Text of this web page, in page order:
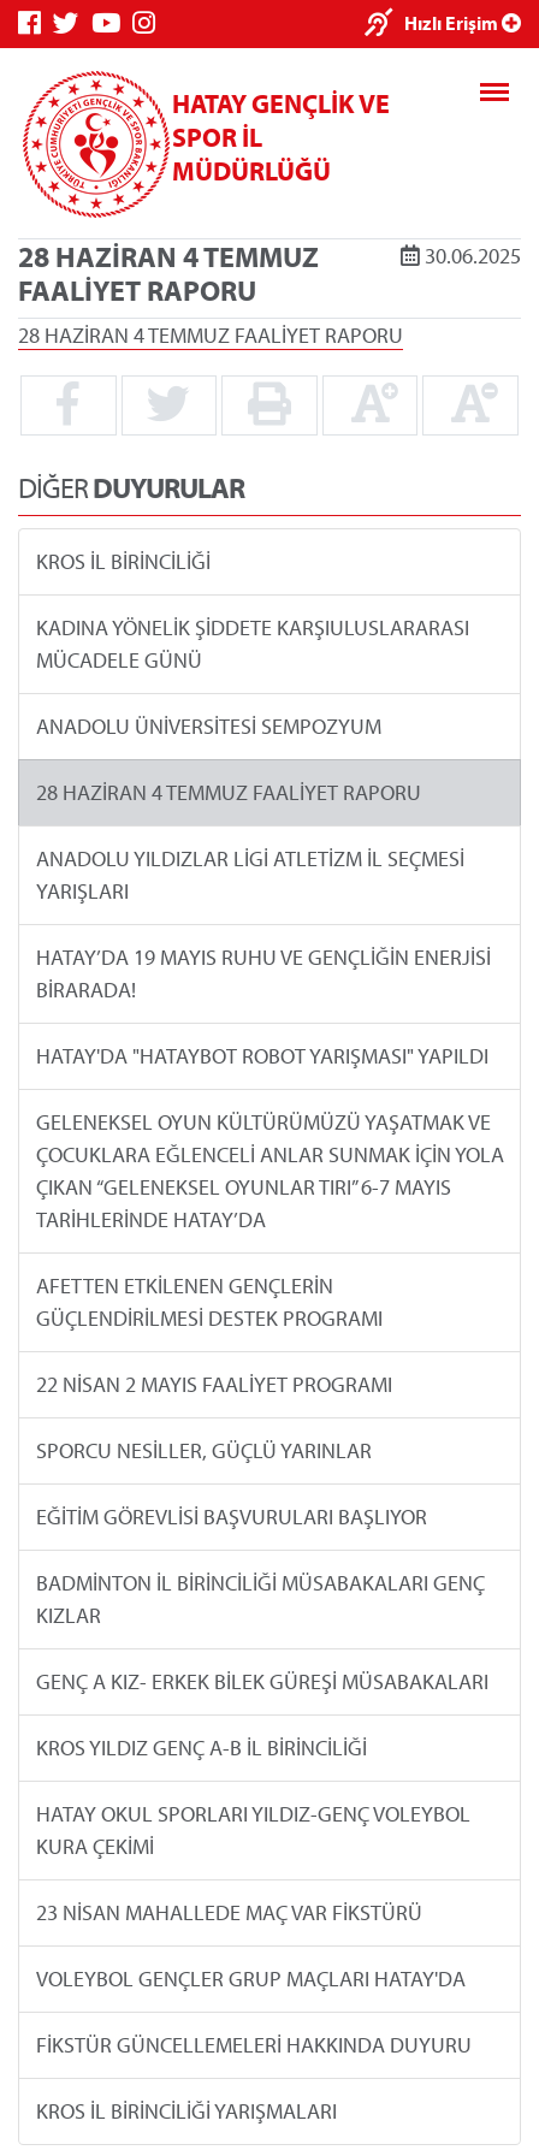
Hızlı Erişim
HATAY GENÇLİK VE
SPOR İL
MÜDÜRLÜĞÜ
28 HAZİRAN 4 TEMMUZ
FAALİYET RAPORU
30.06.2025
28 HAZİRAN 4 TEMMUZ FAALİYET RAPORU
DİĞERDUYURULAR
KROS İL BİRİNCİLİĞİ
KADINA YÖNELİK ŞİDDETE KARŞIULUSLARARASI
MÜCADELE GÜNÜ
ANADOLU ÜNİVERSİTESİ SEMPOZYUM
28 HAZİRAN 4 TEMMUZ FAALİYET RAPORU
ANADOLU YILDIZLAR LİGİ ATLETİZM İL SEÇMESİ
YARIŞLARI
HATAY’DA 19 MAYIS RUHU VE GENÇLİĞİN ENERJİSİ
BİRARADA!
HATAY'DA "HATAYBOT ROBOT YARIŞMASI" YAPILDI
GELENEKSEL OYUN KÜLTÜRÜMÜZÜ YAŞATMAK VE
ÇOCUKLARA EĞLENCELİ ANLAR SUNMAK İÇİN YOLA
ÇIKAN “GELENEKSEL OYUNLAR TIRI” 6-7 MAYIS
TARİHLERİNDE HATAY’DA
AFETTEN ETKİLENEN GENÇLERİN
GÜÇLENDİRİLMESİ DESTEK PROGRAMI
22 NİSAN 2 MAYIS FAALİYET PROGRAMI
SPORCU NESİLLER, GÜÇLÜ YARINLAR
EĞİTİM GÖREVLİSİ BAŞVURULARI BAŞLIYOR
BADMİNTON İL BİRİNCİLİĞİ MÜSABAKALARI GENÇ
KIZLAR
GENÇ A KIZ- ERKEK BİLEK GÜREŞİ MÜSABAKALARI
KROS YILDIZ GENÇ A-B İL BİRİNCİLİĞİ
HATAY OKUL SPORLARI YILDIZ-GENÇ VOLEYBOL
KURA ÇEKİMİ
23 NİSAN MAHALLEDE MAÇ VAR FİKSTÜRÜ
VOLEYBOL GENÇLER GRUP MAÇLARI HATAY'DA
FİKSTÜR GÜNCELLEMELERİ HAKKINDA DUYURU
KROS İL BİRİNCİLİĞİ YARIŞMALARI
×
Genç Bilgi
Sistemi
Spor Bilgi
Sistemi
Kredi/Yurt
Ödeme